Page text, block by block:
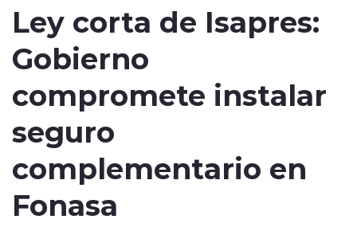
Los Ríos
Tendencias
Internacional
Ley corta de Isapres:
Gobierno
compromete instalar
seguro
complementario en
Fonasa